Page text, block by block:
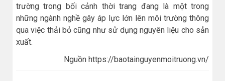
trường trong bối cảnh thời trang đang là một trong
những ngành nghề gây áp lực lớn lên môi trường thông
qua việc thải bỏ cũng như sử dụng nguyên liệu cho sản
xuất.
Nguồn https://baotainguyenmoitruong.vn/